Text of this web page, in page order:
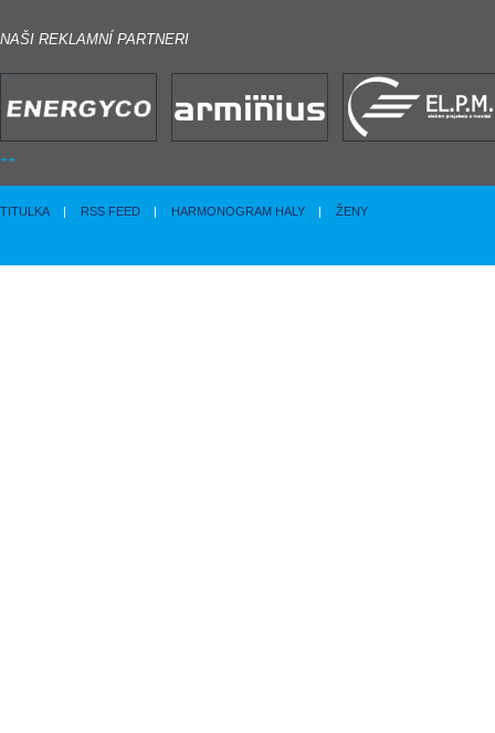
NAŠI REKLAMNÍ PARTNERI
TITULKA | RSS FEED | HARMONOGRAM HALY | ŽENY